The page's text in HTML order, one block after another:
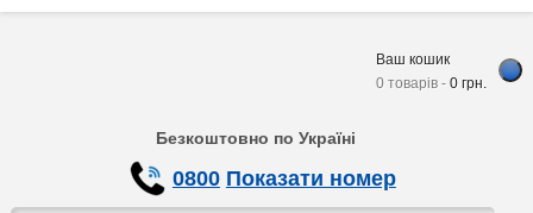
Ваш кошик
0 товарів -0 грн.
Безкоштовно по Україні
0800 Показати номер